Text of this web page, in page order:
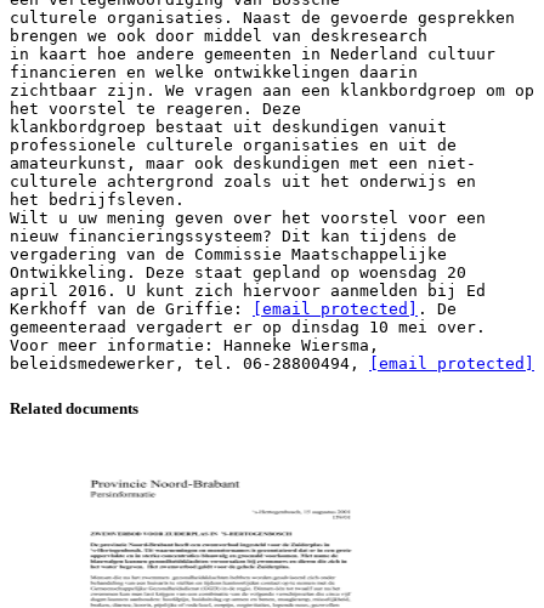
culturele organisaties. Naast de gevoerde gesprekken
brengen we ook door middel van deskresearch
in kaart hoe andere gemeenten in Nederland cultuur
financieren en welke ontwikkelingen daarin
zichtbaar zijn. We vragen aan een klankbordgroep om op
het voorstel te reageren. Deze
klankbordgroep bestaat uit deskundigen vanuit
professionele culturele organisaties en uit de
amateurkunst, maar ook deskundigen met een niet-
culturele achtergrond zoals uit het onderwijs en
het bedrijfsleven.
Wilt u uw mening geven over het voorstel voor een
nieuw financieringssysteem? Dit kan tijdens de
vergadering van de Commissie Maatschappelijke
Ontwikkeling. Deze staat gepland op woensdag 20
april 2016. U kunt zich hiervoor aanmelden bij Ed
Kerkhoff van de Griffie:
[email protected]
. De
gemeenteraad vergadert er op dinsdag 10 mei over.
Voor meer informatie: Hanneke Wiersma,
beleidsmedewerker, tel. 06-28800494,
[email protected]
Related documents